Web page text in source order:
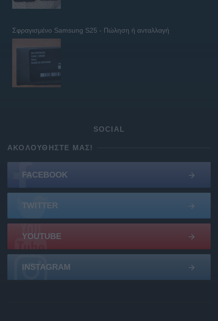
Σφραγισμένο Samsung S25 - Πώληση ή ανταλλαγή
SOCIAL
ΑΚΟΛΟΥΘΉΣΤΕ ΜΑΣ!
FACEBOOK
TWITTER
YOUTUBE
INSTAGRAM